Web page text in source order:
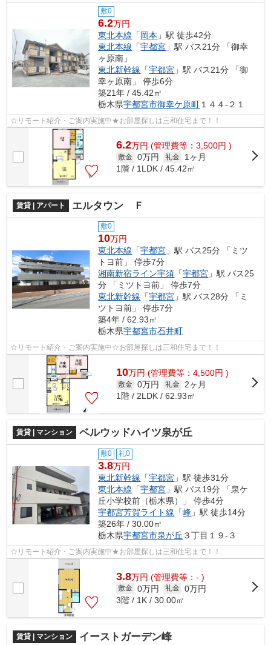
敷0
6.2万円
東北本線 「岡本 」駅 徒歩42分
東北本線 「宇都宮 」駅 バス21分 「御幸
ヶ原南」
東北新幹線 「宇都宮 」駅 バス21分 「御
幸ヶ原南」 停歩6分
築21年 / 45.42㎡
栃木県宇都宮市御幸ケ原町 １４４-２１
☆リモート紹介・ご案内実施中★お部屋探しは三和住宅まで！！
6.2万円 (管理費等：3,500円 )
敷金 0万円 礼金
1ヶ月
1階 / 1LDK / 45.42㎡
賃貸 | アパート エルタウン Ｆ
敷0
10万円
東北本線 「宇都宮 」駅 バス25分 「ミツ
トヨ前」 停歩7分
湘南新宿ライン宇須 「宇都宮 」駅 バス25
分 「ミツトヨ前」 停歩7分
東北新幹線 「宇都宮 」駅 バス28分 「ミ
ツトヨ前」 停歩7分
築4年 / 62.93㎡
栃木県宇都宮市石井町
☆リモート紹介・ご案内実施中☆お部屋探しは三和住宅まで！！
10万円 (管理費等：4,500円 )
敷金 0万円 礼金
2ヶ月
1階 / 2LDK / 62.93㎡
賃貸 | マンション ベルウッドハイツ泉が丘
敷0 礼0
3.8万円
東北新幹線 「宇都宮 」駅 徒歩31分
東北本線 「宇都宮 」駅 バス19分 「泉ケ
丘小学校前（栃木県）」 停歩4分
宇都宮芳賀ライト線 「峰 」駅 徒歩14分
築26年 / 30.00㎡
栃木県宇都宮市泉が丘 ３丁目１９-３
☆リモート紹介・ご案内実施中★お部屋探しは三和住宅まで！！
3.8万円 (管理費等：- )
敷金 0万円 礼金 0万円
3階 / 1K / 30.00㎡
賃貸 | マンション イーストガーデン峰